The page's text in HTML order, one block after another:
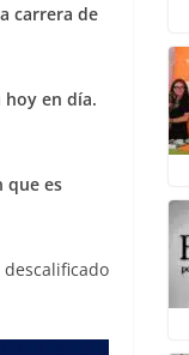
carrera de
hoy en día.
que es